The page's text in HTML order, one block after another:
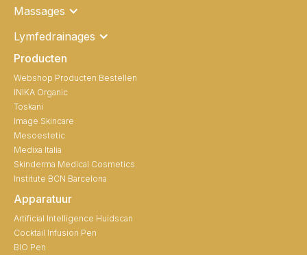
Massages
Lymfedrainages
Producten
Webshop Producten Bestellen
INIKA Organic
Toskani
Image Skincare
Mesoestetic
Medixa Italia
Skinderma Medical Cosmetics
Institute BCN Barcelona
Apparatuur
Artificial Intelligence Huidscan
Cocktail Infusion Pen
BIO Pen